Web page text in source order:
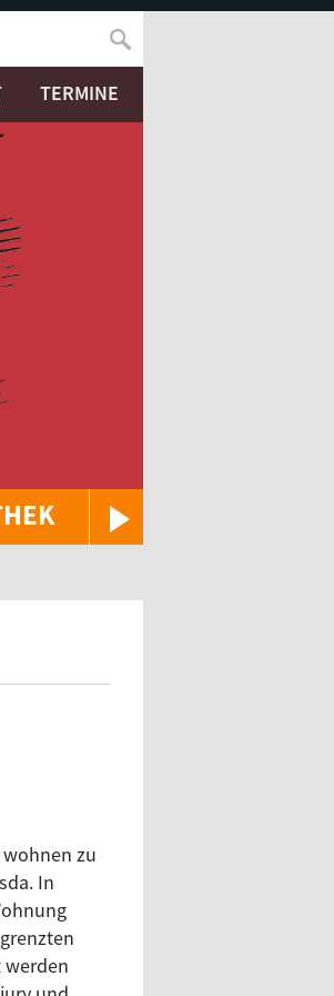
TERMINE
zu
In